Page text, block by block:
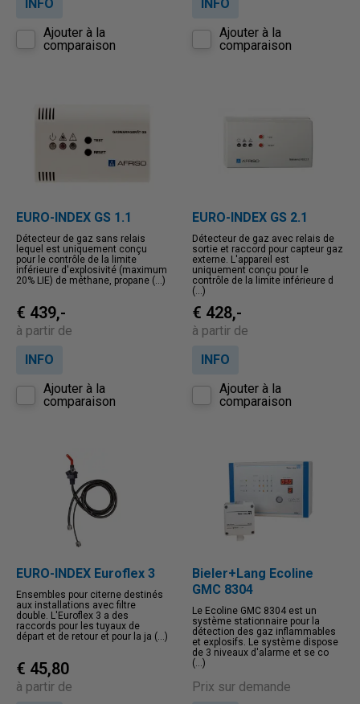
INFO
Ajouter à la
comparaison
INFO
Ajouter à la
comparaison
EURO-INDEX GS 1.1
Détecteur de gaz sans relais
lequel est uniquement conçu
pour le contrôle de la limite
inférieure d'explosivité (maximum
20% LIE) de méthane, propane (...)
€ 439,-
à partir de
INFO
Ajouter à la
comparaison
EURO-INDEX GS 2.1
Détecteur de gaz avec relais de
sortie et raccord pour capteur gaz
externe. L'appareil est
uniquement conçu pour le
contrôle de la limite inférieure d
(...)
€ 428,-
à partir de
INFO
Ajouter à la
comparaison
EURO-INDEX Euroflex 3
Ensembles pour citerne destinés
aux installations avec filtre
double. L'Euroflex 3 a des
raccords pour les tuyaux de
départ et de retour et pour la ja (...)
€ 45,80
à partir de
Bieler+Lang Ecoline
GMC 8304
Le Ecoline GMC 8304 est un
système stationnaire pour la
détection des gaz inflammables
et explosifs. Le système dispose
de 3 niveaux d'alarme et se co
(...)
Prix sur demande